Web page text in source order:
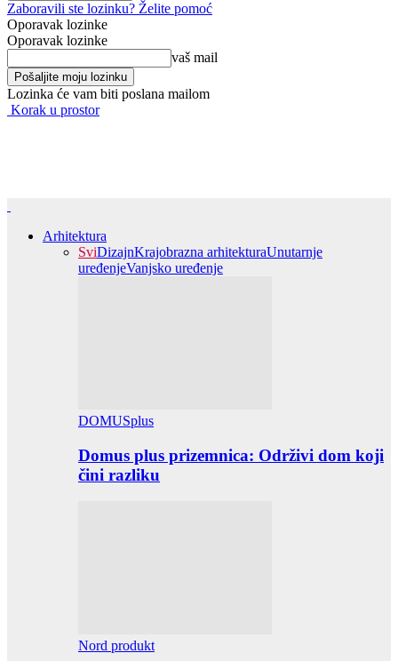
Zaboravili ste lozinku? Želite pomoć
Oporavak lozinke
Oporavak lozinke
vaš mail
Lozinka će vam biti poslana mailom
Korak u prostor
Arhitektura
SviDizajnKrajobrazna arhitekturaUnutarnje
uređenjeVanjsko uređenje
DOMUSplus
Domus plus prizemnica: Održivi dom koji
čini razliku
Nord produkt